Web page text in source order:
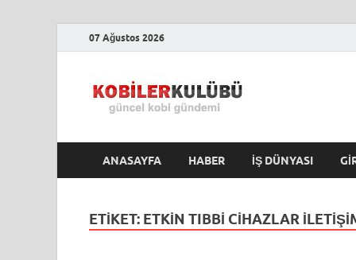
07 Ağustos 2026
ANASAYFA HABER İŞ DÜNYASI
ETIKET: ETKIN TIBBI CIHAZLAR